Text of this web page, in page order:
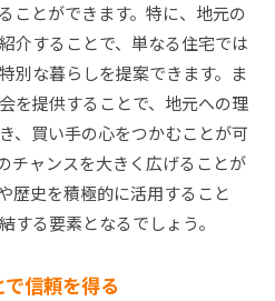
ことができます。特に、地元の
介することで、単なる住宅では
別な暮らしを提案できます。ま
を提供することで、地元への理
、買い手の心をつかむことが可
チャンスを大きく広げることが
歴史を積極的に活用すること
する要素となるでしょう。
信頼を得る